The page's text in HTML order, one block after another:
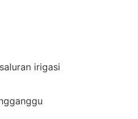
irigasi